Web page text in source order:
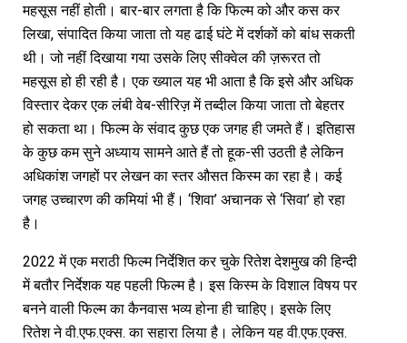
महसूस नहीं होती। बार-बार लगता है कि फिल्म को और कस कर
लिखा, संपादित किया जाता तो यह ढाई घंटे में दर्शकों को बांध सकती
थी। जो नहीं दिखाया गया उसके लिए सीक्वेल की ज़रूरत तो
महसूस हो ही रही है। एक ख्याल यह भी आता है कि इसे और अधिक
विस्तार देकर एक लंबी वेब-सीरिज़ में तब्दील किया जाता तो बेहतर
हो सकता था। फिल्म के संवाद कुछ एक जगह ही जमते हैं। इतिहास
के कुछ कम सुने अध्याय सामने आते हैं तो हूक-सी उठती है लेकिन
अधिकांश जगहों पर लेखन का स्तर औसत किस्म का रहा है। कई
जगह उच्चारण की कमियां भी हैं। ‘शिवा’ अचानक से ‘सिवा’ हो रहा
है।
2022 में एक मराठी फिल्म निर्देशित कर चुके रितेश देशमुख की हिन्दी
में बतौर निर्देशक यह पहली फिल्म है। इस किस्म के विशाल विषय पर
बनने वाली फिल्म का कैनवास भव्य होना ही चाहिए। इसके लिए
रितेश ने वी.एफ.एक्स. का सहारा लिया है। लेकिन यह वी.एफ.एक्स.